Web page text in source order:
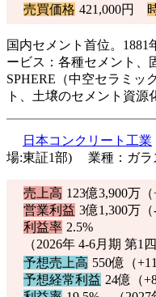
売買価格 421,000円
国内セメント首位。1881
ービス：各種セメント、
SPHERE（中空セラミッ
ト、土壌のセメント資
日本コンクリート工業
場:東証1部) 業種：ガラ
売上高 123億3,900万（
営業利益 3億1,300万
利益率 2.5%
（2026年 4-6月期 第1
予想売上高 550億（
予想経常利益 24億（